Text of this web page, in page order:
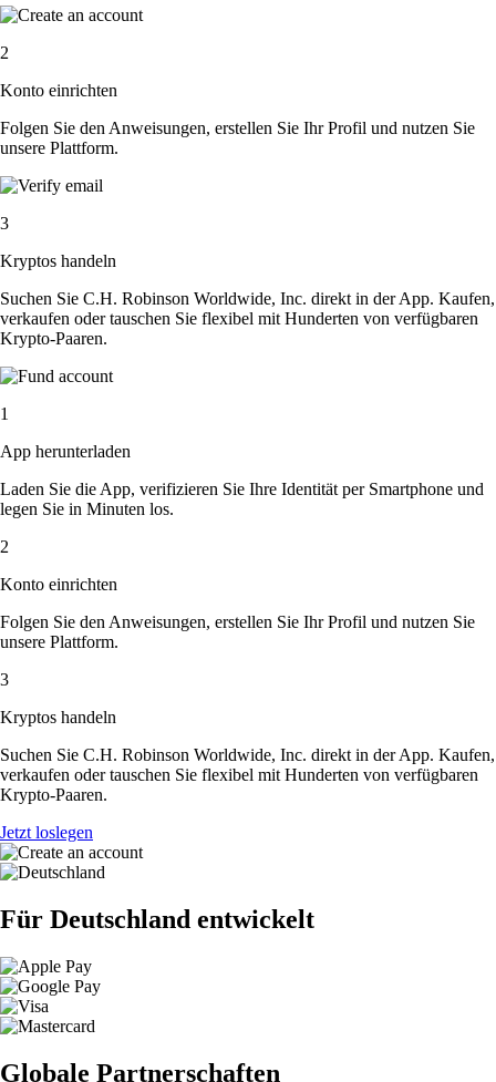
2
Konto einrichten
Folgen Sie den Anweisungen, erstellen Sie Ihr Profil und nutzen Sie
unsere Plattform.
3
Kryptos handeln
Suchen Sie C.H. Robinson Worldwide, Inc. direkt in der App. Kaufen,
verkaufen oder tauschen Sie flexibel mit Hunderten von verfügbaren
Krypto-Paaren.
1
App herunterladen
Laden Sie die App, verifizieren Sie Ihre Identität per Smartphone und
legen Sie in Minuten los.
2
Konto einrichten
Folgen Sie den Anweisungen, erstellen Sie Ihr Profil und nutzen Sie
unsere Plattform.
3
Kryptos handeln
Suchen Sie C.H. Robinson Worldwide, Inc. direkt in der App. Kaufen,
verkaufen oder tauschen Sie flexibel mit Hunderten von verfügbaren
Krypto-Paaren.
Jetzt loslegen
Für Deutschland entwickelt
Globale Partnerschaften